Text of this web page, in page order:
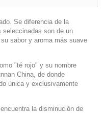
Se diferencia de la
seleccinadas son de un
sabor y aroma más suave
"té rojo" y su nombre
China, de donde
única y exclusivamente
la disminución de